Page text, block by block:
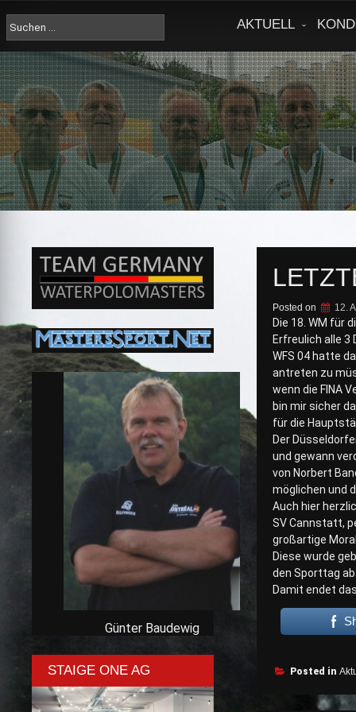
content
Suche
nach:
AKTUELL
Posted on 12.
Die 18. WM für
Erfreulich alle 3
WFS 04 hatte
antreten zu
wenn die FINA
bin mir sicher
für die
Der
und gewann
von Norbert
möglichen und
Auch hier
SV Cannstatt,
großartige
Diese wurde
den Sporttag ab.
Damit endet
Posted in
Günter Baudewig
STAIGE ONE AG